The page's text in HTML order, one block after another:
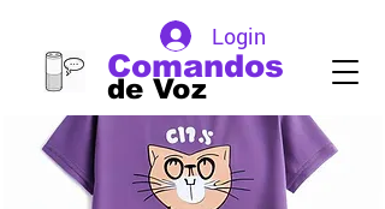
de Voz
Comandos
Login